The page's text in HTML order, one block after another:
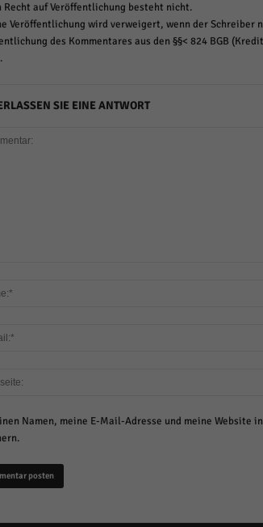
Recht auf Veröffentlichung besteht nicht.
Veröffentlichung wird verweigert, wenn der
des Kommentares aus den §§< 824 BGB
SIE EINE ANTWORT
Namen, meine E-Mail-Adresse und meine Website